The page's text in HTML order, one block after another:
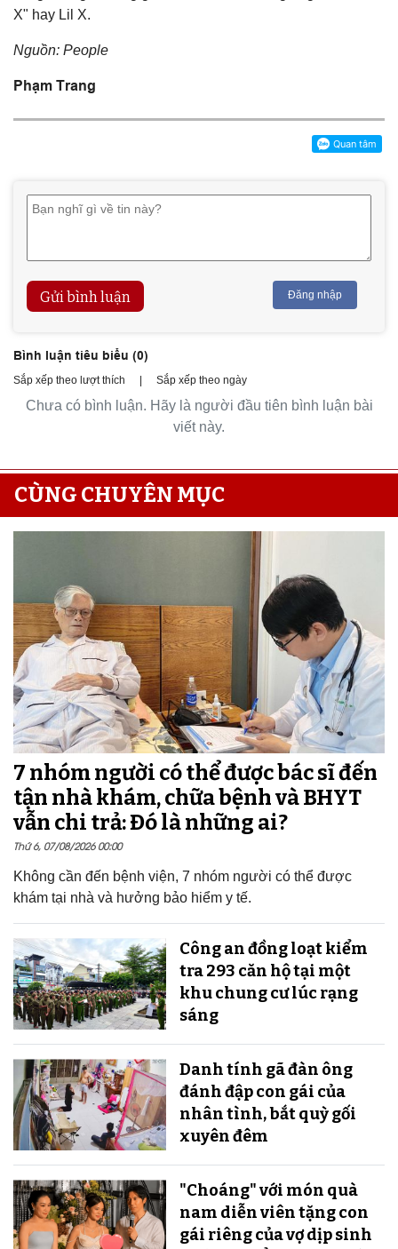
X" hay Lil X.
Nguồn: People
Phạm Trang
Gửi bình luận Đăng nhập
Bình luận tiêu biểu (0)
Sắp xếp theo lượt thích | Sắp xếp theo ngày
Chưa có bình luận. Hãy là người đầu tiên bình luận bài
viết này.
CÙNG CHUYÊN MỤC
7 nhóm người có thể được bác sĩ đến
tận nhà khám, chữa bệnh và BHYT
vẫn chi trả: Đó là những ai?
Thứ 6, 07/08/2026 00:00
Không cần đến bệnh viện, 7 nhóm người có thể được
khám tại nhà và hưởng bảo hiểm y tế.
Công an đồng loạt kiểm
tra 293 căn hộ tại một
khu chung cư lúc rạng
sáng
Danh tính gã đàn ông
đánh đập con gái của
nhân tình, bắt quỳ gối
xuyên đêm
"Choáng" với món quà
nam diễn viên tặng con
gái riêng của vợ dịp sinh